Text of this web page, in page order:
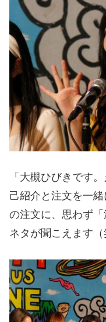
「大槻ひびきです
己紹介と注文を一
の注文に、思わず
ネタが聞こえます（